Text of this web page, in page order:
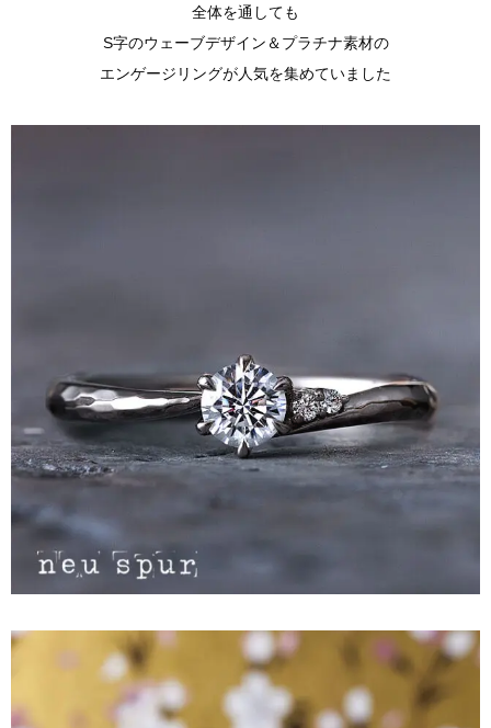
全体を通しても
S字のウェーブデザイン＆プラチナ素材の
エンゲージリングが人気を集めていました